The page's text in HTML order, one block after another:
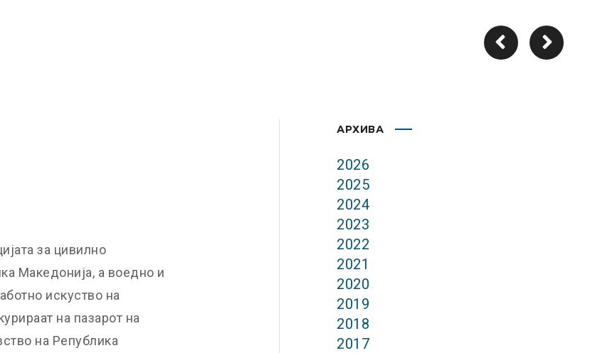
за цивилно
Македонија, а воедно и
искуство на
на пазарот на
на Република
АРХИВА
2026
2025
2024
2023
2022
2021
2020
2019
2018
2017